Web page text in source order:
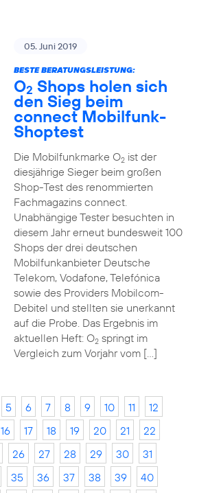
05. Juni 2019
BESTE BERATUNGSLEISTUNG:
O2 Shops holen sich
den Sieg beim
connect Mobilfunk-
Shoptest
Die Mobilfunkmarke O2ist der
diesjährige Sieger beim großen
Shop-Test des renommierten
Fachmagazins connect.
Unabhängige Tester besuchten in
diesem Jahr erneut bundesweit 100
Shops der drei deutschen
Mobilfunkanbieter Deutsche
Telekom, Vodafone, Telefónica
sowie des Providers Mobilcom-
Debitel und stellten sie unerkannt
auf die Probe. Das Ergebnis im
aktuellen Heft: O2springt im
Vergleich zum Vorjahr vom […]
5 6 7 8 9 10 11
12
16 17 18 19 20 21
22
26 27 28 29 30
31
35 36 37 38 39
40